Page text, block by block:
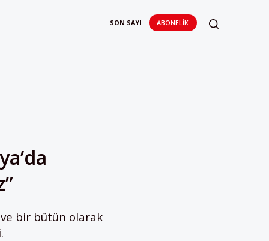
SON SAYI ABONELIK
bir bütün olarak